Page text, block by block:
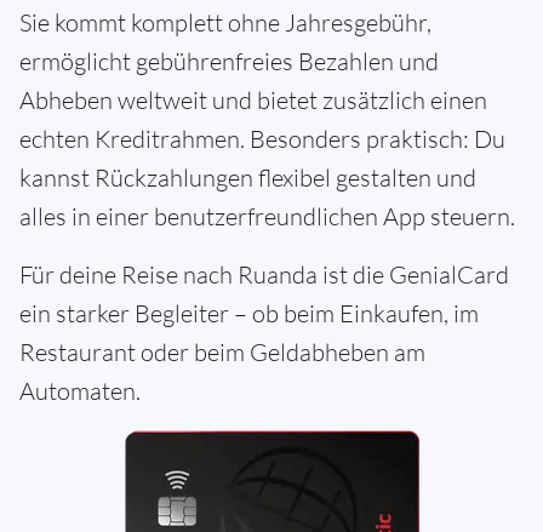
Sie kommt komplett ohne Jahresgebühr,
ermöglicht gebührenfreies Bezahlen und
Abheben weltweit und bietet zusätzlich einen
echten Kreditrahmen. Besonders praktisch: Du
kannst Rückzahlungen flexibel gestalten und
alles in einer benutzerfreundlichen App steuern.
Für deine Reise nach Ruanda ist die GenialCard
ein starker Begleiter – ob beim Einkaufen, im
Restaurant oder beim Geldabheben am
Automaten.